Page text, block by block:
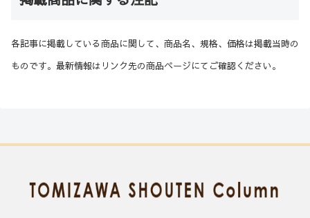
各記事に掲載している商品に関して、商品名、規格、価格は掲載当時の
ものです。最新情報はリンク先の商品ページにてご確認ください。